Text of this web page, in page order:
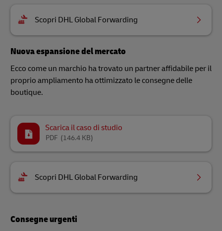
Scopri DHL Global Forwarding
Nuova espansione del mercato
Ecco come un marchio ha trovato un partner affidabile per il
proprio ampliamento ha ottimizzato le consegne delle
boutique.
Scarica il caso di studio
(146.4 KB)
PDF
Scopri DHL Global Forwarding
Consegne urgenti